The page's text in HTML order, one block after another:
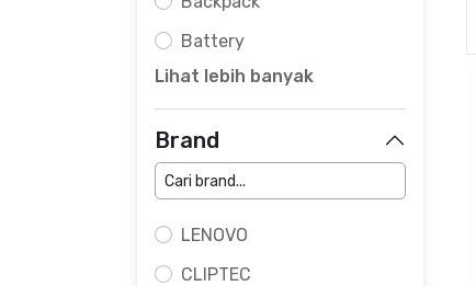
Battery
Lihat lebih banyak
Brand
LENOVO
CLIPTEC